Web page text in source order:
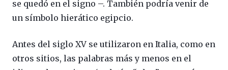
se quedó en el signo –. También podría venir de
un símbolo hierático egipcio.
Antes del siglo XV se utilizaron en Italia, como en
otros sitios, las palabras más y menos en el